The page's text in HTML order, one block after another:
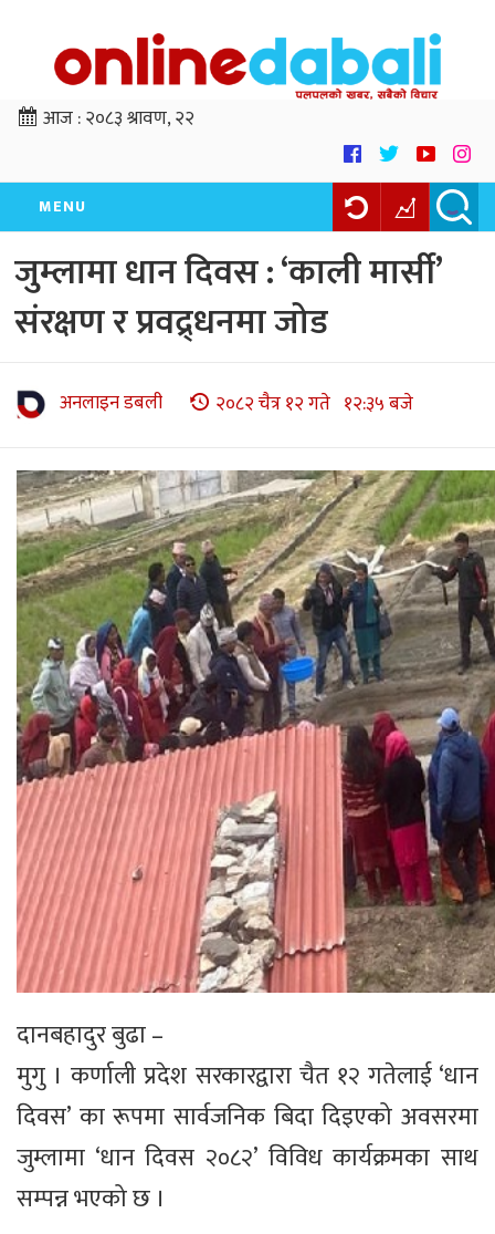
आज :२०८३ श्रावण, २२
MENU
जुम्लामा धान दिवस : ‘काली मार्सी’
संरक्षण र प्रवद्र्धनमा जोड
अनलाइन डबली २०८२ चैत्र १२ गते १२:३५ बजे
दानबहादुर बुढा –
मुगु । कर्णाली प्रदेश सरकारद्वारा चैत १२ गतेलाई ‘धान
दिवस’ का रूपमा सार्वजनिक बिदा दिइएको अवसरमा
जुम्लामा ‘धान दिवस २०८२’ विविध कार्यक्रमका साथ
सम्पन्न भएको छ ।